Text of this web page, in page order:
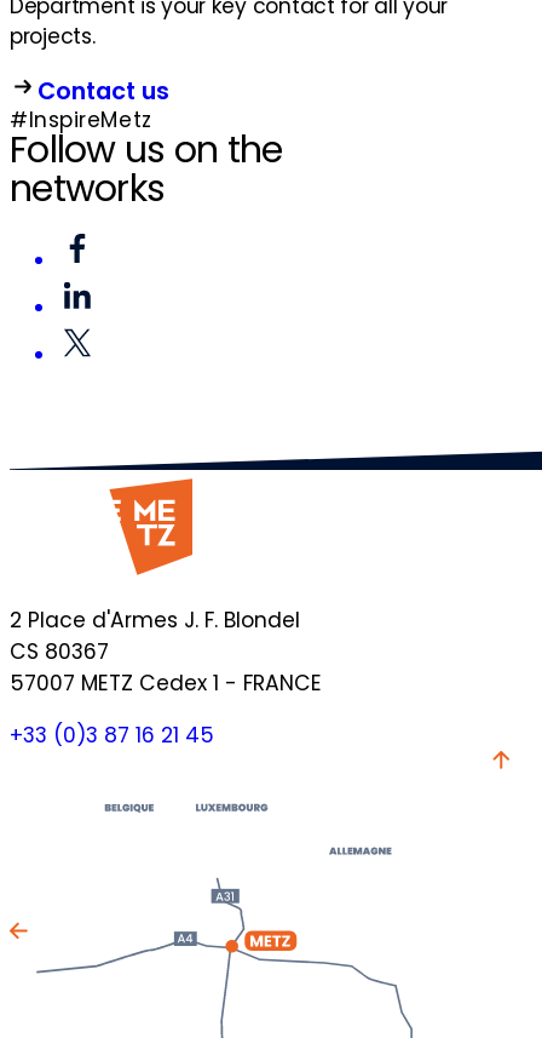
Department is your key contact for all your
projects.
Contact us
#InspireMetz
Follow us on the
networks
2 Place d'Armes J. F. Blondel
CS 80367
57007 METZ Cedex 1 - FRANCE
+33 (0)3 87 16 21 45